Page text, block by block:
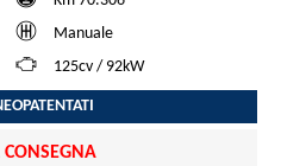
Manuale
125cv / 92kW
CONSEGNA